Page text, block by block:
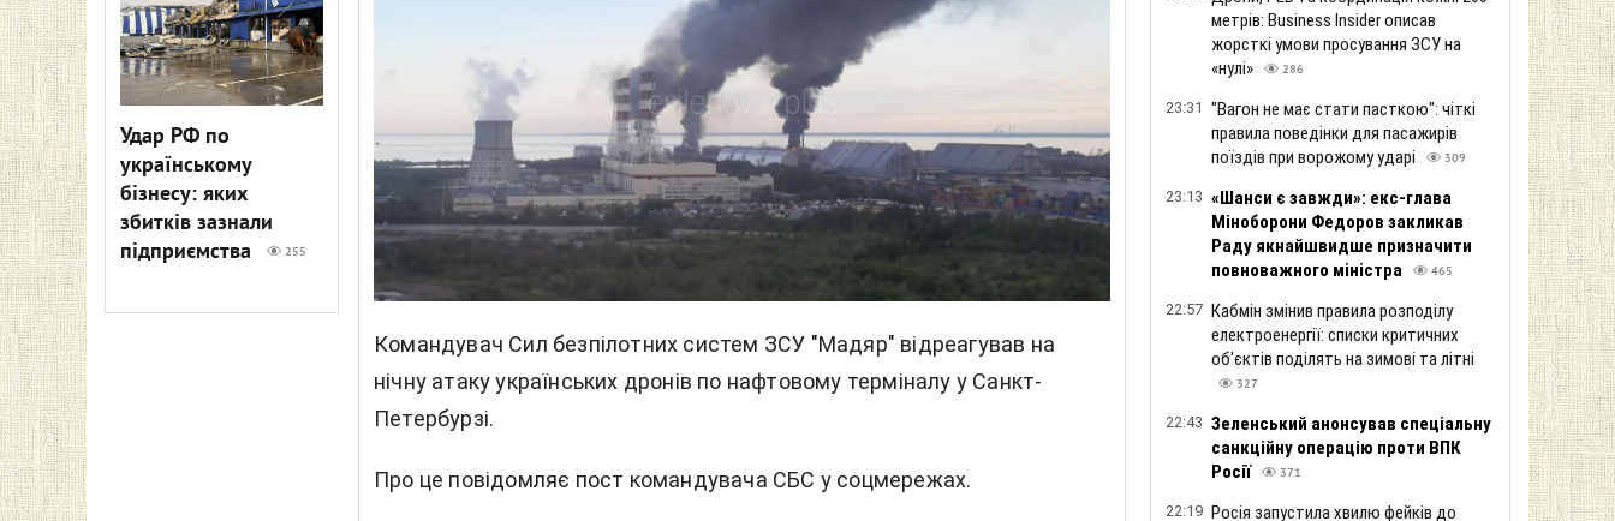
Удар РФ по
українському
бізнесу: яких
збитків зазнали
підприємства
255
Командувач Сил безпілотних систем ЗСУ "Мадяр" відреагував на
нічну атаку українських дронів по нафтовому терміналу у Санкт-
Петербурзі.
Про це повідомляє пост командувача СБС у соцмережах.
метрів: Business Insider описав
жорсткі умови просування ЗСУ на
«нулі»
286
23:31 "Вагон не має стати пасткою": чіткі
правила поведінки для пасажирів
поїздів при ворожому ударі
309
23:13 «Шанси є завжди»: екс-глава
Міноборони Федоров закликав
Раду якнайшвидше призначити
повноважного міністра
465
22:57 Кабмін змінив правила розподілу
електроенергії: списки критичних
об'єктів поділять на зимові та літні
327
22:43 Зеленський анонсував спеціальну
санкційну операцію проти ВПК
Росії
371
22:19 Росія запустила хвилю фейків до